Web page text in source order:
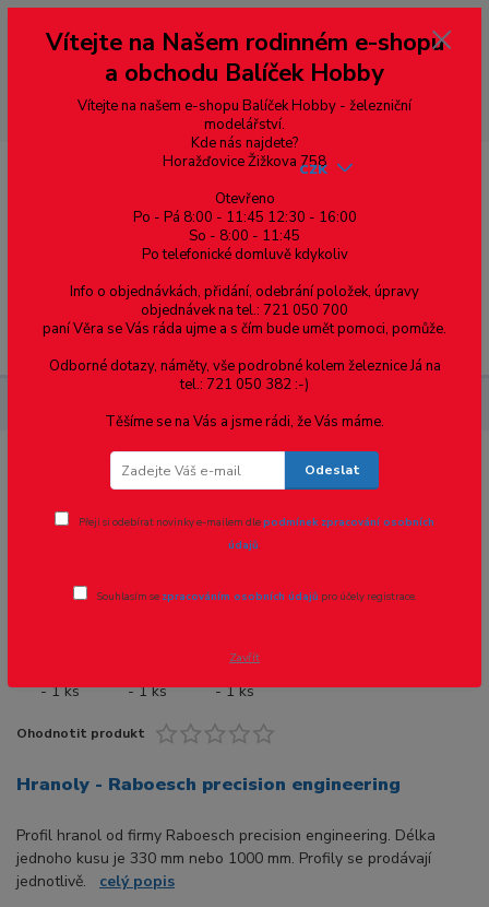
--- pro zákazníky ze Slovenska a jiných zemí, pokud chcete platit v eurech
přepněte si e-shop na euro 💶 pro přepočet měny - pravý horní roh ---
dobírky – pokud si z nějakého důvodu zásilku nevyzvednete, bude po
domluvě zaslána znovu s opětovnou platbou za poštovné, v opačném
případě bude zrušena a účet přidán na blacklist a rušeny následující
objednávky.
Menu
CZK
Hranoly - 2.0x7.0 mm - 1 ks
Novinka
Ohodnotit produkt
Hranoly - Raboesch precision engineering
Profil hranol od firmy Raboesch precision engineering. Délka
jednoho kusu je 330 mm nebo 1000 mm. Profily se prodávají
jednotlivě. celý popis
Vítejte na Našem rodinném e-shopu
a obchodu Balíček Hobby
Vítejte na našem e-shopu Balíček Hobby - železniční
modelářství.
Kde nás najdete?
Horažďovice Žižkova 758
Otevřeno
Po - Pá 8:00 - 11:45 12:30 - 16:00
So - 8:00 - 11:45
Po telefonické domluvě kdykoliv
Info o objednávkách, přidání, odebrání položek, úpravy
objednávek na tel.: 721 050 700
paní Věra se Vás ráda ujme a s čím bude umět pomoci, pomůže.
Odborné dotazy, náměty, vše podrobné kolem železnice Já na
tel.: 721 050 382 :-)
Těšíme se na Vás a jsme rádi, že Vás máme.
Odeslat
Přeji si odebírat novinky e-mailem dlepodmínek zpracování osobních
údajů.
Souhlasím se zpracováním osobních údajů pro účely registrace.
Zavřít